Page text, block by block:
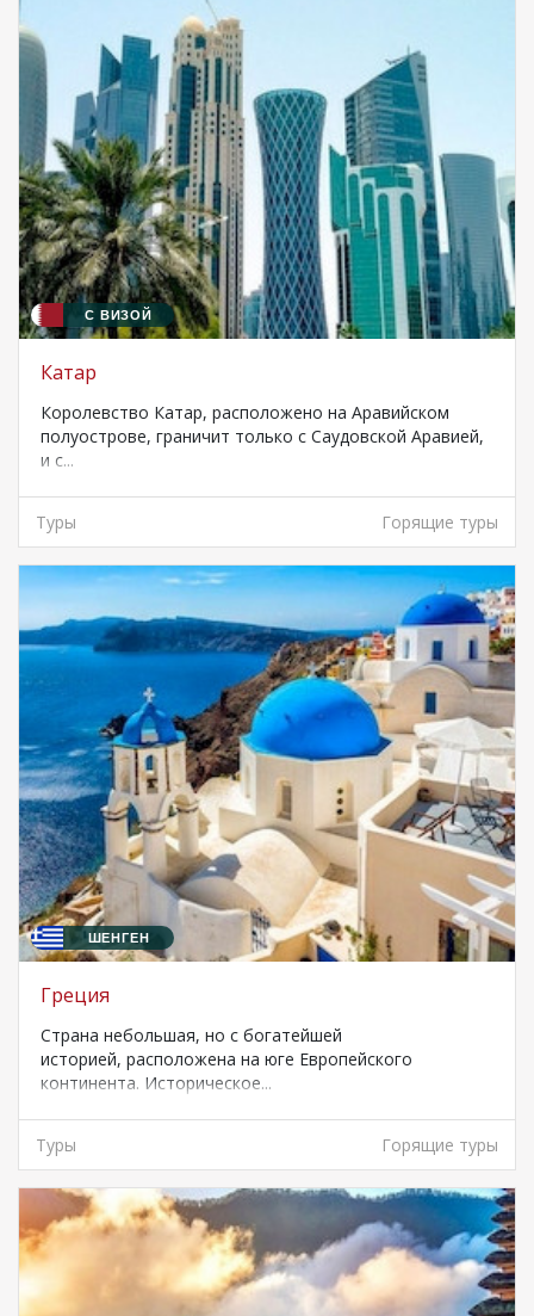
С ВИЗОЙ
Катар
Королевство Катар, расположено на Аравийском
полуострове, граничит только с Саудовской Аравией,
и с...
Туры Горящие туры
ШЕНГЕН
Греция
Страна небольшая, но с богатейшей
историей, расположена на юге Европейского
континента. Историческое...
Туры Горящие туры